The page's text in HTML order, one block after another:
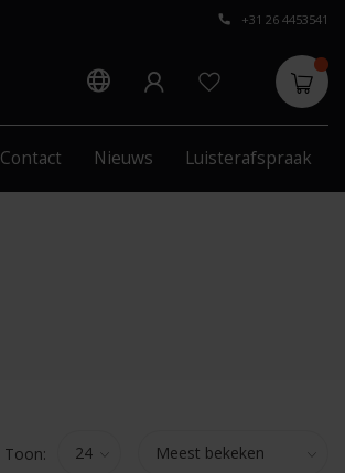
+31 26 4453541
Contact Nieuws Luisterafspraak
Toon: